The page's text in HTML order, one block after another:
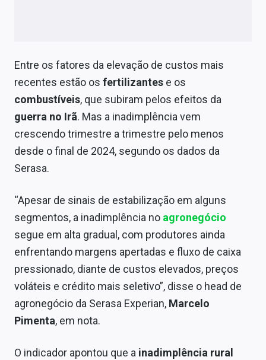
Contato
Entre os fatores da elevação de custos mais
recentes estão os fertilizantes e os
combustíveis, que subiram pelos efeitos da
guerra no Irã. Mas a inadimplência vem
crescendo trimestre a trimestre pelo menos
desde o final de 2024, segundo os dados da
Serasa.
“Apesar de sinais de estabilização em alguns
segmentos, a inadimplência no agronegócio
segue em alta gradual, com produtores ainda
enfrentando margens apertadas e fluxo de caixa
pressionado, diante de custos elevados, preços
voláteis e crédito mais seletivo”, disse o head de
agronegócio da Serasa Experian, Marcelo
Pimenta, em nota.
O indicador apontou que a inadimplência rural